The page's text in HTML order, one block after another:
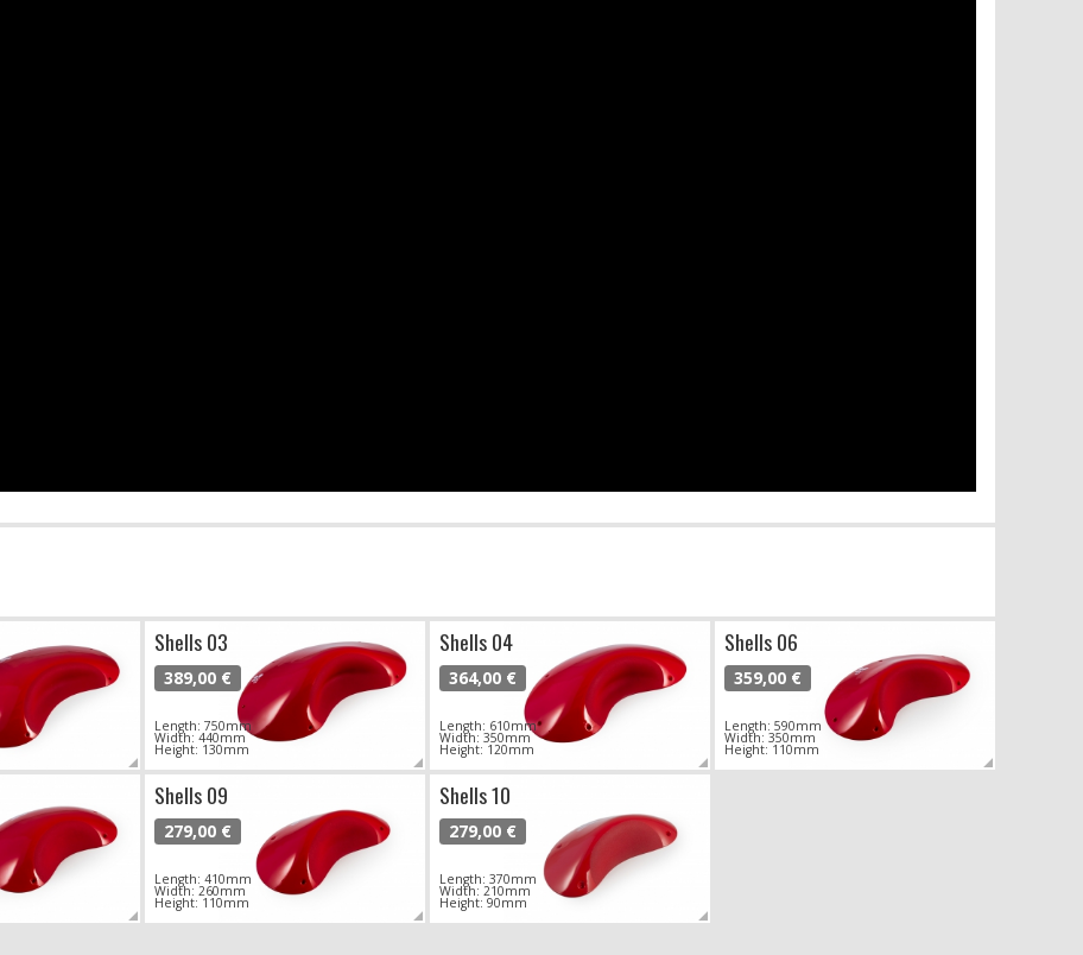
Shells 03
389,00 €
Length: 750mm
Width: 440mm
Height: 130mm
Shells 04
364,00 €
Length: 610mm
Width: 350mm
Height: 120mm
Shells 06
359,00 €
Length: 590mm
Width: 350mm
Height: 110mm
Shells 09
279,00 €
Length: 410mm
Width: 260mm
Height: 110mm
Shells 10
279,00 €
Length: 370mm
Width: 210mm
Height: 90mm